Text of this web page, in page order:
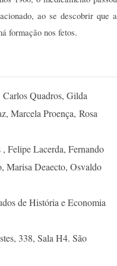
ao se descobrir que a
formação nos fetos.
Carlos Quadros, Gilda
Marcela Proença, Rosa
, Felipe Lacerda, Fernando
Marisa Deaecto, Osvaldo
de História e Economia
338, Sala H4. São